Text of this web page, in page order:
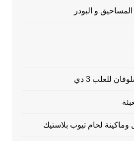
و البودر
للعلب 3 دي
لحام تيوب بلاستيك